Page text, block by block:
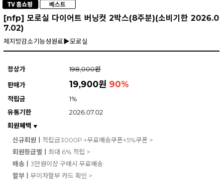
[nfp] 모로실 다이어트 버닝컷 2박스(8주분)(소비기한 2026.0
7.02)
체지방감소기능성원료▶모로실
정상가
198,000원
판매가
19,900원 90%
적립금
1%
유통기한
2026.07.02
회원혜택 ▼
신규회원ㅣ 적립금3000P +무료배송쿠폰+5%쿠폰 >
회원등급별ㅣ 최대 6% 적립 >
배송ㅣ 3만원이상 구매시 무료배송
할부ㅣ 무이자할부 카드 확인 >